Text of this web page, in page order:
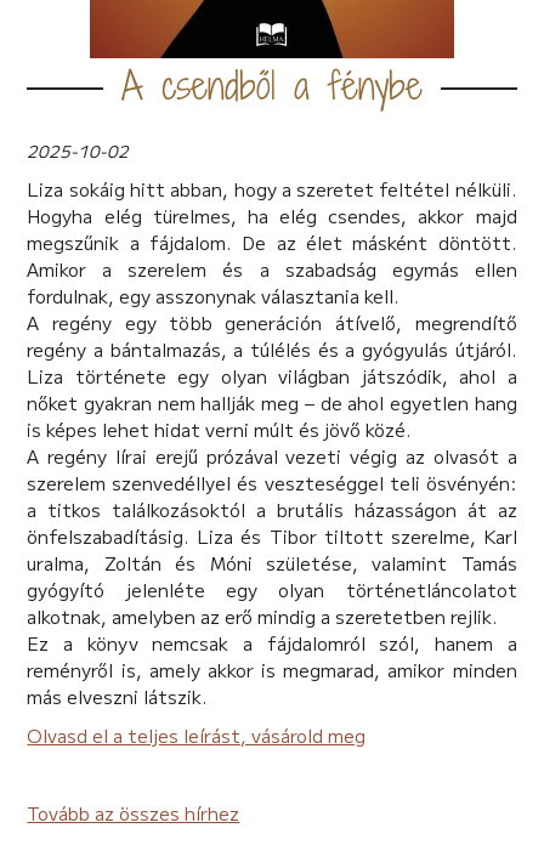
A csendből a fénybe
2025-10-02
Liza sokáig hitt abban, hogy a szeretet feltétel nélküli.
Hogyha elég türelmes, ha elég csendes, akkor majd
megszűnik a fájdalom. De az élet másként döntött.
Amikor a szerelem és a szabadság egymás ellen
fordulnak, egy asszonynak választania kell.
A regény egy több generáción átívelő, megrendítő
regény a bántalmazás, a túlélés és a gyógyulás útjáról.
Liza története egy olyan világban játszódik, ahol a
nőket gyakran nem hallják meg – de ahol egyetlen hang
is képes lehet hidat verni múlt és jövő közé.
A regény lírai erejű prózával vezeti végig az olvasót a
szerelem szenvedéllyel és veszteséggel teli ösvényén:
a titkos találkozásoktól a brutális házasságon át az
önfelszabadításig. Liza és Tibor tiltott szerelme, Karl
uralma, Zoltán és Móni születése, valamint Tamás
gyógyító jelenléte egy olyan történetláncolatot
alkotnak, amelyben az erő mindig a szeretetben rejlik.
Ez a könyv nemcsak a fájdalomról szól, hanem a
reményről is, amely akkor is megmarad, amikor minden
más elveszni látszik.
Olvasd el a teljes leírást, vásárold meg
Tovább az összes hírhez